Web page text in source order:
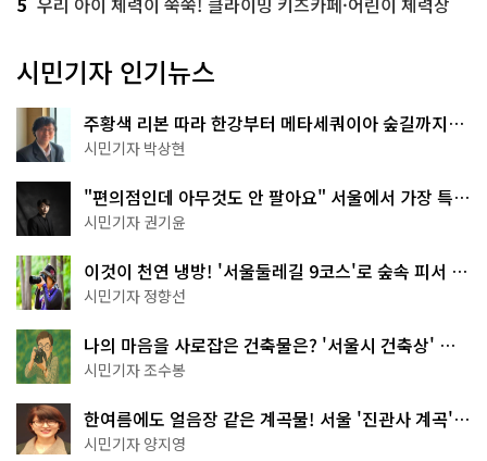
시민기자 인기뉴스
주황색 리본 따라 한강부터 메타세쿼이아 숲길까지…
서울둘레길 15코스
시민기자 박상현
"편의점인데 아무것도 안 팔아요" 서울에서 가장 특별
한 편의점의 정체
시민기자 권기윤
이것이 천연 냉방! '서울둘레길 9코스'로 숲속 피서 떠
나볼까
시민기자 정향선
나의 마음을 사로잡은 건축물은? '서울시 건축상' 수
상작 공개!
시민기자 조수봉
한여름에도 얼음장 같은 계곡물! 서울 '진관사 계곡'이
천국이네~
시민기자 양지영